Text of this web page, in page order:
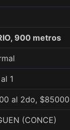
900 metros
1
al 2do,
(CONCE)